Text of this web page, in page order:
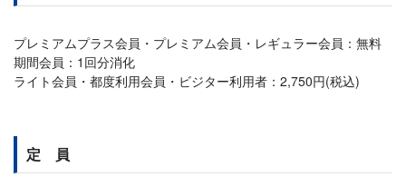
プレミアムプラス会員・プレミアム会員・レギュラー会員：無料
期間会員：1回分消化
ライト会員・都度利用会員・ビジター利用者：2,750円(税込)
定 員